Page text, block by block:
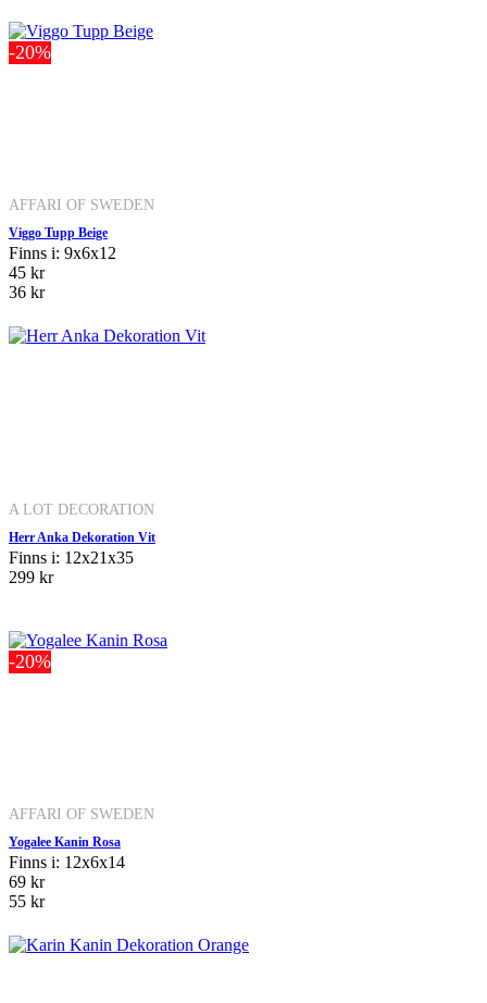
-20%
AFFARI OF SWEDEN
Viggo Tupp Beige
Finns i: 9x6x12
45 kr
36 kr
A LOT DECORATION
Herr Anka Dekoration Vit
Finns i: 12x21x35
299 kr
-20%
AFFARI OF SWEDEN
Yogalee Kanin Rosa
Finns i: 12x6x14
69 kr
55 kr